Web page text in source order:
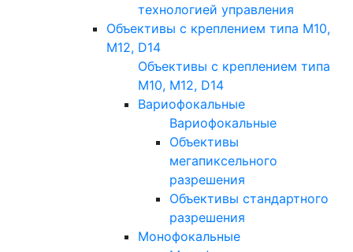
технологией управления
Объективы с креплением типа M10,
M12, D14
Объективы с креплением типа
M10, M12, D14
Вариофокальные
Вариофокальные
Объективы
мегапиксельного
разрешения
Объективы стандартного
разрешения
Монофокальные